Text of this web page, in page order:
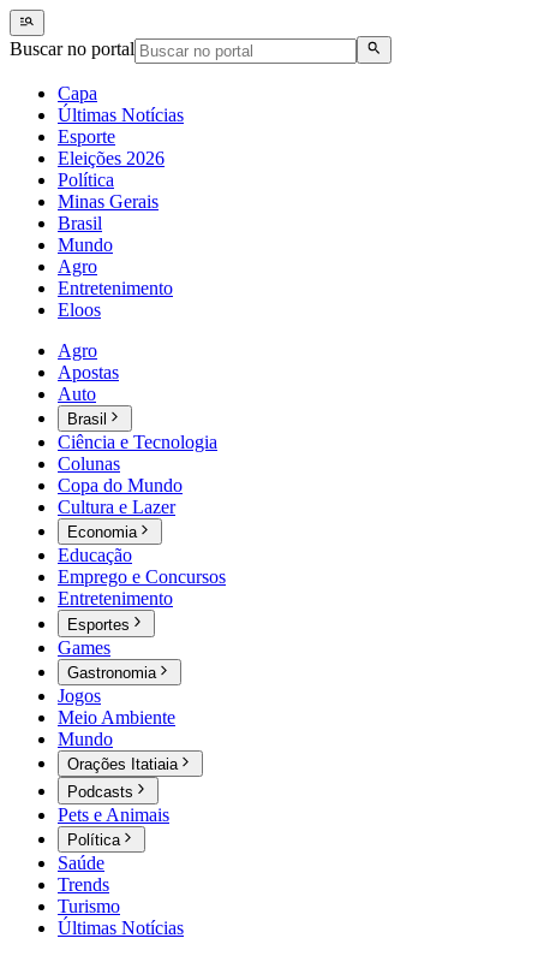
Buscar no portal
Capa
Últimas Notícias
Esporte
Eleições 2026
Política
Minas Gerais
Brasil
Mundo
Agro
Entretenimento
Eloos
Agro
Apostas
Auto
Brasil
Ciência e Tecnologia
Colunas
Copa do Mundo
Cultura e Lazer
Economia
Educação
Emprego e Concursos
Entretenimento
Esportes
Games
Gastronomia
Jogos
Meio Ambiente
Mundo
Orações Itatiaia
Podcasts
Pets e Animais
Política
Saúde
Trends
Turismo
Últimas Notícias